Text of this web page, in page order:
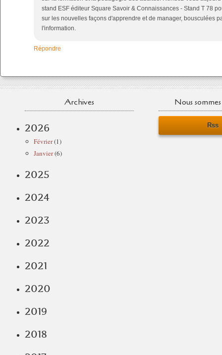
stand ESF éditeur Square Savoir & Connaissances - Stand T 78
sur les nouvelles façons d'apprendre et de manager, bousculées
l'information.
Répondre
Archives
2026
Février(1)
Janvier(6)
2025
2024
2023
2022
2021
2020
2019
2018
Nous
Rss